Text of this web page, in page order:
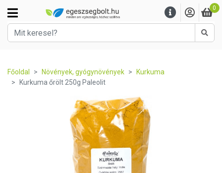
0
Főoldal Növények, gyógynövények
Kurkuma
Kurkuma őrölt 250g Paleolit